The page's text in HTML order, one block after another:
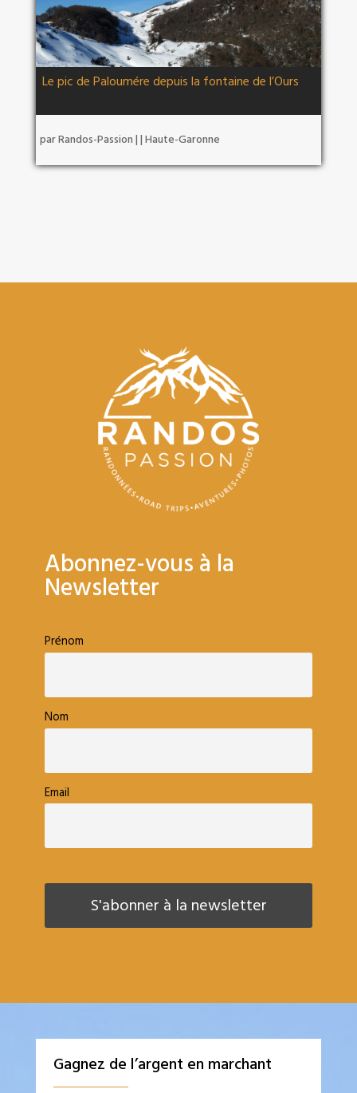
Le pic de Paloumére depuis la fontaine de l’Ours
parRandos-Passion | | Haute-Garonne
Abonnez-vous à la
Newsletter
Prénom
Nom
Email
Gagnez de l’argent en marchant